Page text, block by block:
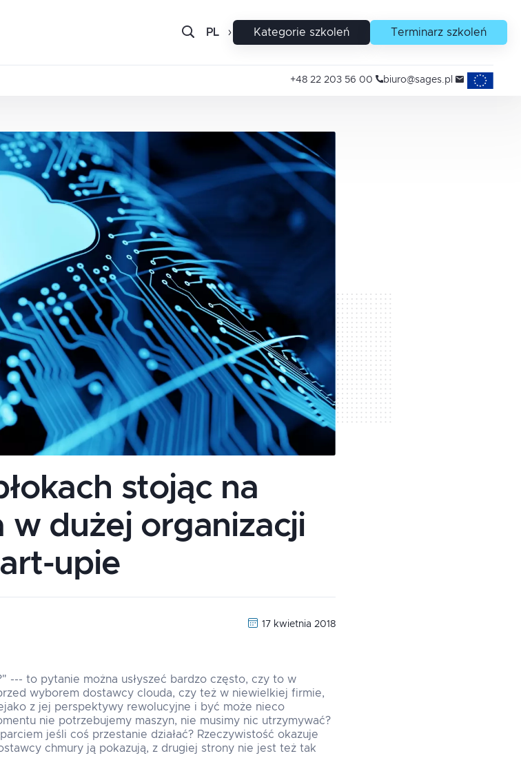
PL EN Kategorie szkoleń Terminarz szkoleń
+48 22 203 56 00 biuro@sages.pl Projekty
stojąc na
w dużej organizacji
upie
17 kwietnia 2018
--- to pytanie można usłyszeć bardzo często, czy to w
wyborem dostawcy clouda, czy też w niewielkiej firmie,
z jej perspektywy rewolucyjne i być może nieco
nie potrzebujemy maszyn, nie musimy nic utrzymywać?
jeśli coś przestanie działać? Rzeczywistość okazuje
chmury ją pokazują, z drugiej strony nie jest też tak